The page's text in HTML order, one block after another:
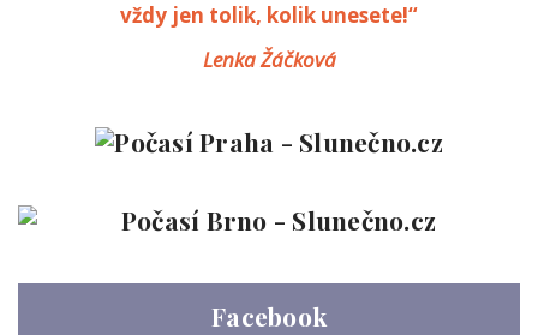
vždy jen tolik, kolik unesete!“
Lenka Žáčková
Facebook